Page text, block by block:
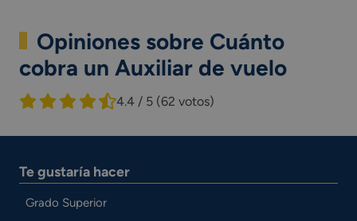
Opiniones sobre Cuánto
cobra un Auxiliar de vuelo
4.4 / 5 (62 votos)
Te gustaría hacer
Grado Superior